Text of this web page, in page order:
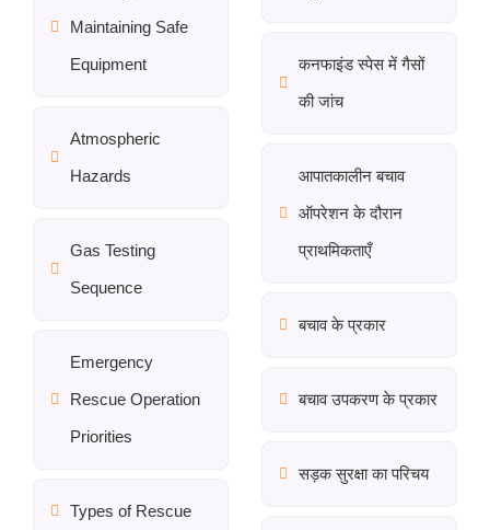
Maintaining Safe
Equipment
Atmospheric
Hazards
Gas Testing
Sequence
Emergency
Rescue Operation
Priorities
Types of Rescue
कनफाइंड स्पेस में गैसों
की जांच
आपातकालीन बचाव
ऑपरेशन के दौरान
प्राथमिकताएँ
बचाव के प्रकार
बचाव उपकरण के प्रकार
सड़क सुरक्षा का परिचय